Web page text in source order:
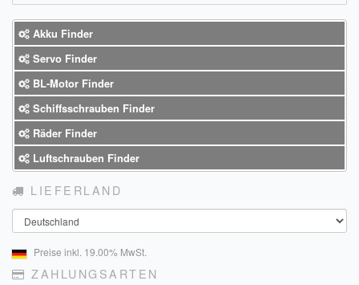
Impressum
FAQ
ÜBER UNS
Was wir bieten
Unsere Philosophie
KONTAKT
MEIN KONTO
WARENKORB
Akku Finder
Servo Finder
BL-Motor Finder
Schiffsschrauben Finder
Räder Finder
Luftschrauben Finder
LIEFERLAND
Land
Preise inkl. 19.00% MwSt.
ZAHLUNGSARTEN